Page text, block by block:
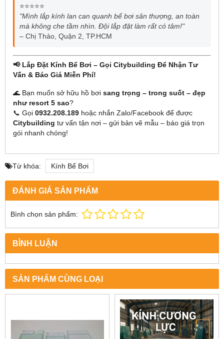
⭐⭐⭐⭐⭐
"Mình lắp kính lan can quanh bể bơi sân thượng, an toàn
mà không che tầm nhìn. Đội lắp đặt làm rất có tâm!"
– Chị Thảo, Quận 2, TP.HCM
📢 Lắp Đặt Kính Bể Bơi – Gọi Citybuilding Để Nhận Tư
Vấn & Báo Giá Miễn Phí!
🌊 Bạn muốn sở hữu hồ bơi sang trọng – trong suốt – đẹp
như resort 5 sao?
📞 Gọi 0932.208.189 hoặc nhắn Zalo/Facebook để được
Citybuilding tư vấn tận nơi – gửi bản vẽ mẫu – báo giá trọn
gói nhanh chóng!
Từ khóa: Kính Bể Bơi
ĐÁNH GIÁ SẢN PHẨM
Bình chọn sản phẩm:
BÌNH LUẬN
SẢN PHẨM CÙNG LOẠI